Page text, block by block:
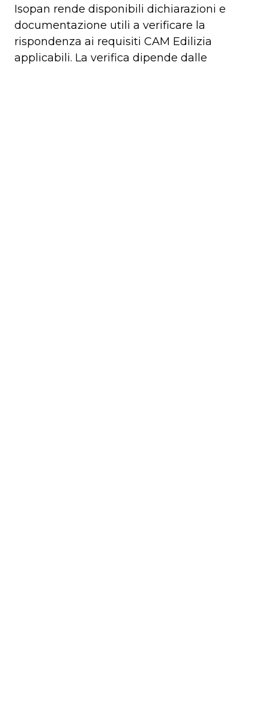
Isopan rende disponibili dichiarazioni e
documentazione utili a verificare la
rispondenza ai requisiti CAM Edilizia
applicabili. La verifica dipende dalle